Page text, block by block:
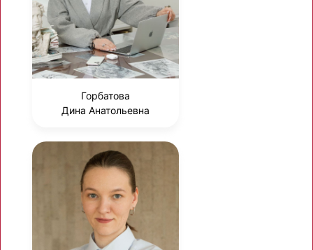
Горбатова
Дина Анатольевна